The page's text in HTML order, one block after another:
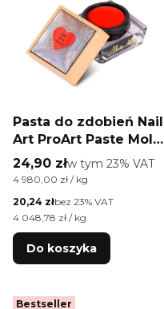
Pasta do zdobień Nail
Art ProArt Paste Molly
Nails Orange Neon
HEMA/Di-HEMA Free
Cena brutto
24,90 złw tym %s VAT
w tym 23% VAT
Cena jednostkowa brutto
4 980,00 zł / kg
Cena netto
20,24 złbez 23% VAT
Cena jednostkowa netto
4 048,78 zł / kg
Do koszyka
Bestseller